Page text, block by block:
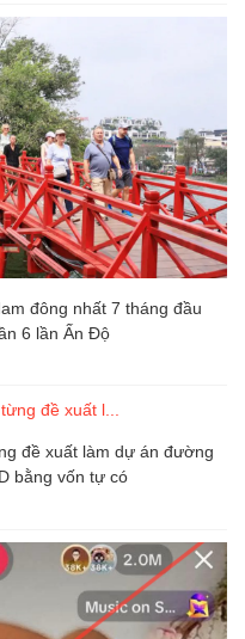
đông nhất 7 tháng đầu
6 lần Ấn Độ
đề xuất làm dự án đường
bằng vốn tự có